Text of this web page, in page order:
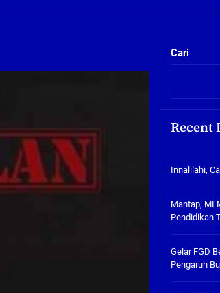
Pansel Dan Minta Ada Pakta Integritas
Cari
Recent
Innalilahi,
Mantap, MI
Pendidikan
Gelar FGD
Pengaruh